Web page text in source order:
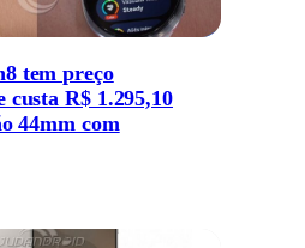
tem preço
custa R$ 1.295,10
44mm com